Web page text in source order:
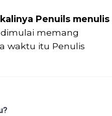
Penuils menulis
dimulai memang
waktu itu Penulis